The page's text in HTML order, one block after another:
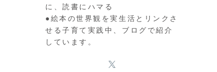
に、読書にハマる
●絵本の世界観を実生活とリンクさ
せる子育て実践中、ブログで紹介
しています。